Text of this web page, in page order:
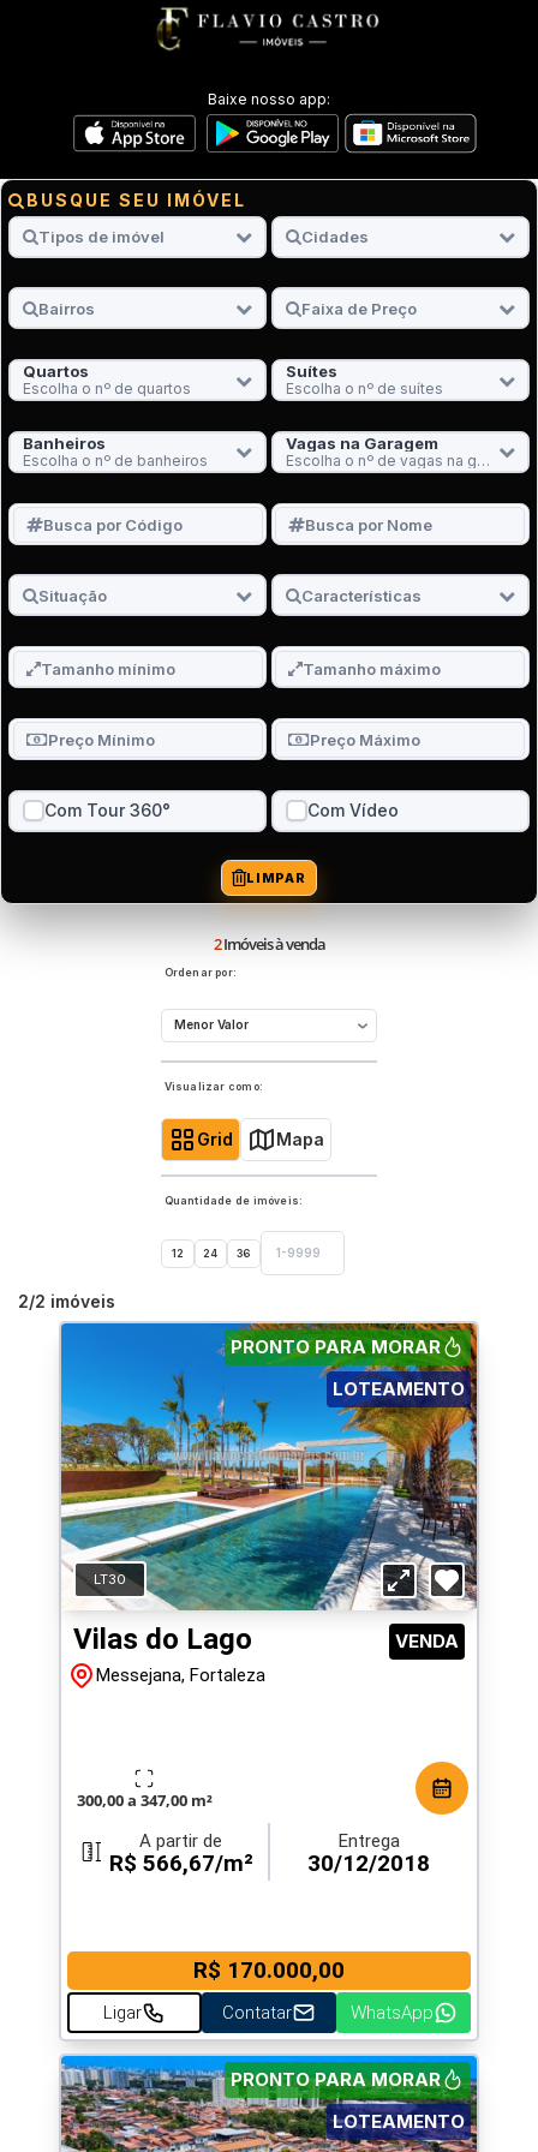
Baixe nosso app:
BUSQUE SEU IMÓVEL
Quartos
Escolha o nº de quartos
Suítes
Escolha o nº de suítes
Banheiros
Escolha o nº de banheiros
Vagas na Garagem
Escolha o nº de vagas na garagem
Com Tour 360° Com Vídeo
LIMPAR
2 Imóveis à venda
Ordenar por:
Visualizar como:
Grid Mapa
Quantidade de imóveis:
12 24 36
2/2 imóveis
LT30
LOTEAMENTO
PRONTO PARA MORAR
Vilas do Lago VENDA
Messejana, Fortaleza
300,00 a 347,00 m²
A partir de
R$ 566,67/m²
Entrega
30/12/2018
R$ 170.000,00
Ligar Contatar WhatsApp
LOTEAMENTO
PRONTO PARA MORAR